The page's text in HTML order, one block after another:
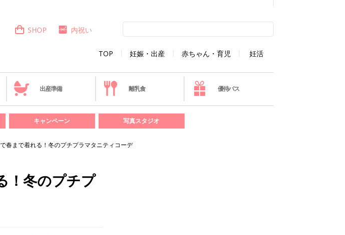
TOP 妊娠・出産 赤ちゃん・育児 妊活
SHOP 内祝い
出産準備 離乳食 優待パス
キャンペーン 写真スタジオ
春まで着れる！冬のプチプラマタニティコーデ
！冬のプチプ